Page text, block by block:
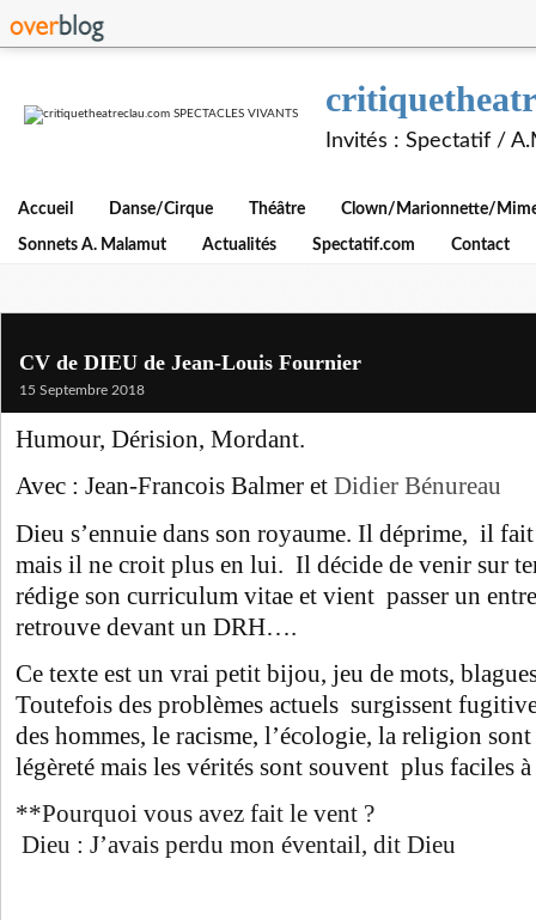
Invités : Spectatif /
Accueil Danse/Cirque Théâtre Clown/Marionnette/
Sonnets A. Malamut Actualités Spectatif.com Contact
CV de DIEU de Jean-Louis Fournier
15 Septembre 2018
Humour, Dérision, Mordant.
Avec : Jean-Francois Balmer et Didier Bénureau
Dieu s’ennuie dans son royaume. Il déprime, il
mais il ne croit plus en lui. Il décide de venir sur
rédige son curriculum vitae et vient passer un
retrouve devant un DRH….
Ce texte est un vrai petit bijou, jeu de mots,
Toutefois des problèmes actuels surgissent
des hommes, le racisme, l’écologie, la religion
légèreté mais les vérités sont souvent plus faciles
**Pourquoi vous avez fait le vent ?
Dieu : J’avais perdu mon éventail, dit Dieu